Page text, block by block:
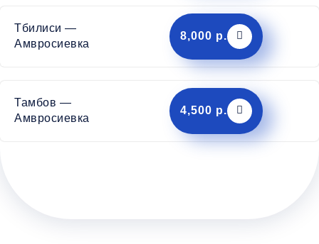
Тбилиси —
Амвросиевка
8,000 р.
Тамбов —
Амвросиевка
4,500 р.